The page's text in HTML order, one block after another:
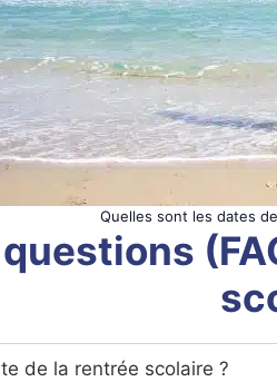
Quelles sont les dates
de la rentrée scolaire ?